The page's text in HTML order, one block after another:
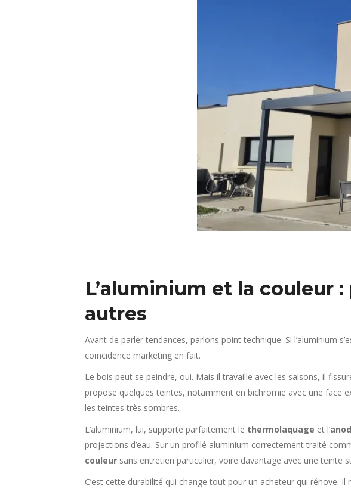
L’aluminium et la couleur
autres
Avant de parler tendances, parlons point technique. Si l’aluminium
coïncidence marketing en fait.
Le bois peut se peindre, oui. Mais il travaille avec les saisons, il
propose quelques teintes, notamment en bichromie avec une face
les teintes très sombres.
L’aluminium, lui, supporte parfaitement le thermolaquage et l’
projections d’eau. Sur un profilé aluminium correctement traité
couleur sans entretien particulier, voire davantage avec une teinte
C’est cette durabilité qui change tout pour un acheteur qui rénove.